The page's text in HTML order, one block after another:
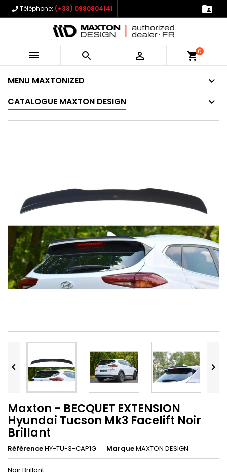
Téléphone: (+33) 0980804141 
   shopping_cart0
MENU MAXTONIZED
CATALOGUE MAXTON DESIGN
 
Maxton - BECQUET EXTENSION
Hyundai Tucson Mk3 Facelift Noir
Brillant
RéférenceHY-TU-3-CAP1G MarqueMAXTON DESIGN
Noir Brillant